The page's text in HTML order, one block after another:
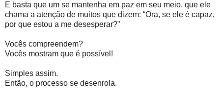
E basta que um se mantenha em paz em seu meio, que ele
chama a atenção de muitos que dizem: “Ora, se ele é capaz,
por que estou a me desesperar?”
Vocês compreendem?
Vocês mostram que é possível!
Simples assim.
Então, o processo se desenrola.